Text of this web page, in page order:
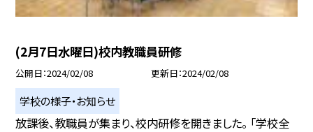
(2月7日水曜日)校内教職員研修
公開日 2024/02/08 更新日 2024/02/08
学校の様子・お知らせ
放課後、教職員が集まり、校内研修を開きました。 「学校全